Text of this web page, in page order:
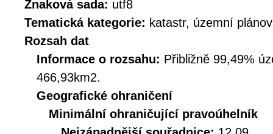
Znaková sada: utf8
Tematická kategorie: katastr, územní
Rozsah dat
Informace o rozsahu: Přibližně 99,49%
466,93km2.
Geografické ohraničení
Minimální ohraničující pravoúhelník